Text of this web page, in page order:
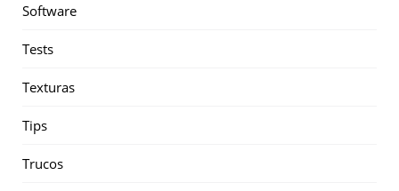
Software
Tests
Texturas
Tips
Trucos